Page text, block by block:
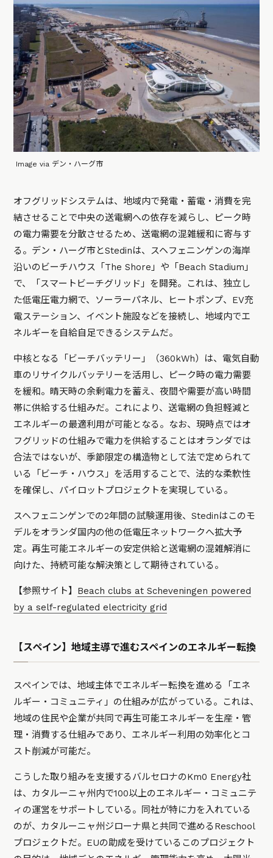
Image via デン・ハーグ市
オフグリッドシステムは、地域内で発電・蓄電・消費を完
結させることで中央の送電網への依存を減らし、ピーク時
の電力需要を分散させるため、送電網の混雑緩和に寄与す
る。デン・ハーグ市とStedinは、スヘフェニンゲンの海岸
沿いのビーチハウス「The Shore」や「Beach Stadium」
で、「スマートビーチグリッド」を開発。これは、独立し
た低電圧電力網で、ソーラーパネル、ヒートポンプ、EV充
電ステーション、イベント施設などを接続し、地域内でエ
ネルギーを自給自足できるシステムだ。
中核となる「ビーチバッテリー」（360kWh）は、電気自動
車のリサイクルバッテリーを活用し、ピーク時の電力需要
を緩和。晴天時の余剰電力を蓄え、夜間や需要が高い時間
帯に供給する仕組みだ。これにより、送電網の負担軽減と
エネルギーの最適利用が可能となる。なお、現時点ではオ
フグリッドの仕組みで電力を供給することはオランダでは
合法ではないが、季節限定の構造物として法で定められて
いる「ビーチ・ハウス」を活用することで、法的な柔軟性
を確保し、パイロットプロジェクトを実現している。
スヘフェニンゲンでの2年間の試験運用後、Stedinはこのモ
デルをオランダ国内の他の低電圧ネットワークへ拡大予
定。再生可能エネルギーの安定供給と送電網の混雑解消に
向けた、持続可能な解決策として期待されている。
【参照サイト】 Beach clubs at Scheveningen powered
by a self-regulated electricity grid
【スペイン】地域主導で進むスペインのエネルギー転換
スペインでは、地域主体でエネルギー転換を進める「エネ
ルギー・コミュニティ」の仕組みが広がっている。これは、
地域の住民や企業が共同で再生可能エネルギーを生産・管
理・消費する仕組みであり、エネルギー利用の効率化とコ
スト削減が可能だ。
こうした取り組みを支援するバルセロナのKm0 Energy社
は、カタルーニャ州内で100以上のエネルギー・コミュニテ
ィの運営をサポートしている。同社が特に力を入れている
のが、カタルーニャ州ジローナ県と共同で進めるReschool
プロジェクトだ。EUの助成を受けているこのプロジェクト